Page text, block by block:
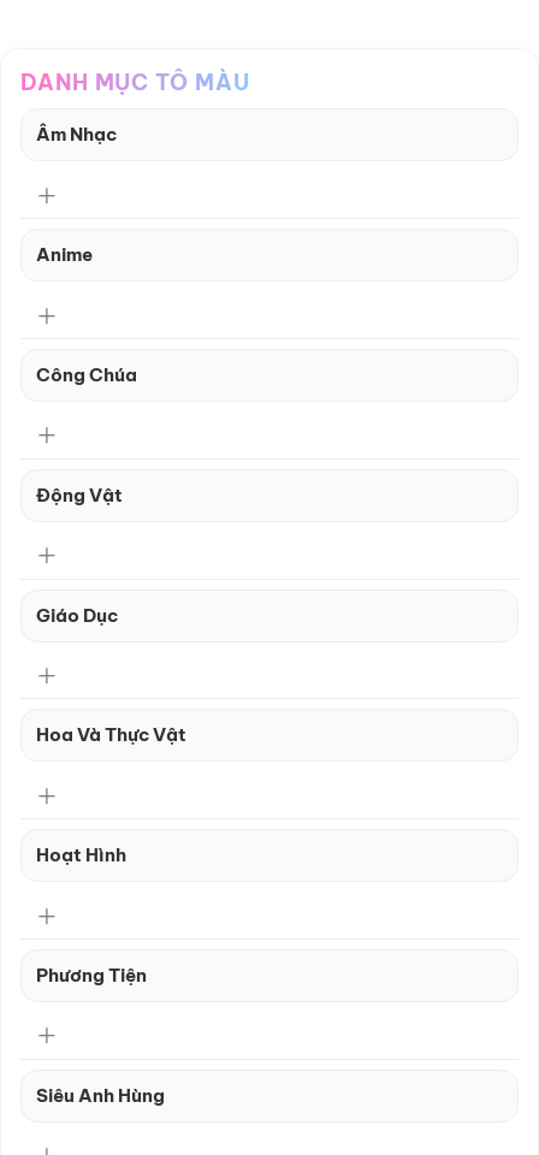
DANH MỤC TÔ MÀU
Âm Nhạc
Anime
Công Chúa
Động Vật
Giáo Dục
Hoa Và Thực Vật
Hoạt Hình
Phương Tiện
Siêu Anh Hùng